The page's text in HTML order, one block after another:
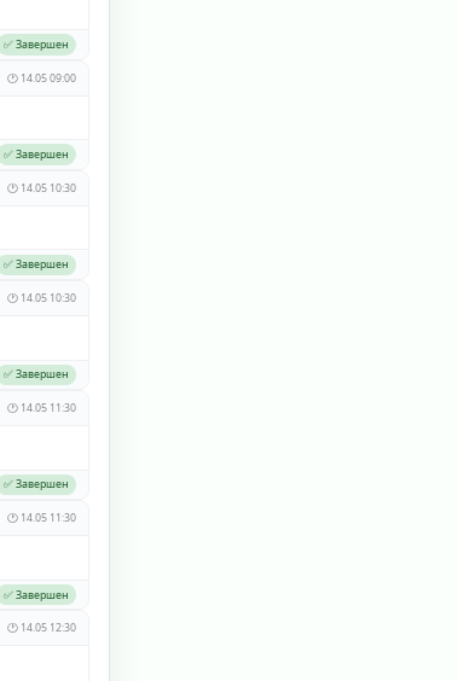
✅ Завершен
🕐 14.05 09:00
✅ Завершен
🕐 14.05 10:30
✅ Завершен
🕐 14.05 10:30
✅ Завершен
🕐 14.05 11:30
✅ Завершен
🕐 14.05 11:30
✅ Завершен
🕐 14.05 12:30